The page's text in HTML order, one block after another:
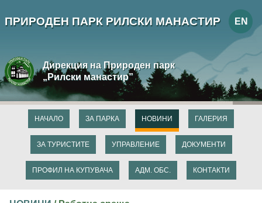
ПРИРОДЕН ПАРК РИЛСКИ МАНАСТИР EN
Дирекция на Природен парк
„Рилски манастир”
НАЧАЛО ЗА ПАРКА НОВИНИ
ЗА ТУРИСТИТЕ УПРАВЛЕНИЕ
ПРОФИЛ НА КУПУВАЧА
ДОКУМЕНТИ
ГАЛЕРИЯ
АДМ. ОБС. КОНТАКТИ